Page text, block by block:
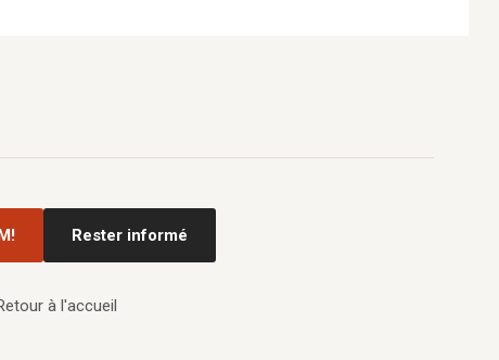
Rester informé
à l'accueil